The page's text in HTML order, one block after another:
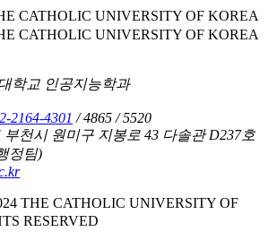
학교 인공지능학과
2164-4301 / 4865 / 5520
부천시 원미구 지봉로 43 다솔관 D237호
정팀)
THE CATHOLIC UNIVERSITY OF
RESERVED